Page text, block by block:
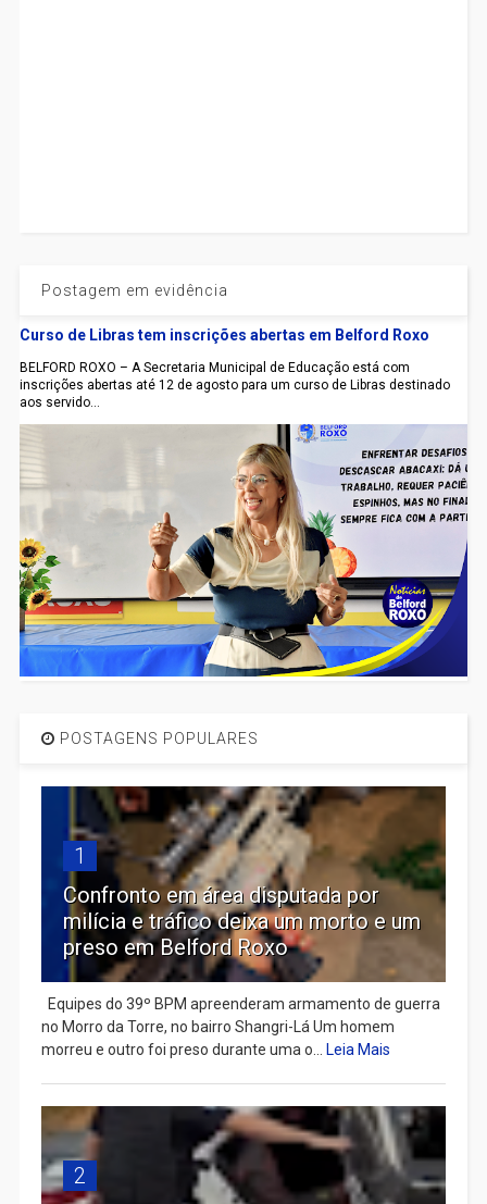
Postagem em evidência
Curso de Libras tem inscrições abertas em Belford Roxo
BELFORD ROXO – A Secretaria Municipal de Educação está com
inscrições abertas até 12 de agosto para um curso de Libras destinado
aos servido...
POSTAGENS POPULARES
1
Confronto em área disputada por
milícia e tráfico deixa um morto e um
preso em Belford Roxo
Equipes do 39º BPM apreenderam armamento de guerra
no Morro da Torre, no bairro Shangri-Lá Um homem
morreu e outro foi preso durante uma o... Leia Mais
2